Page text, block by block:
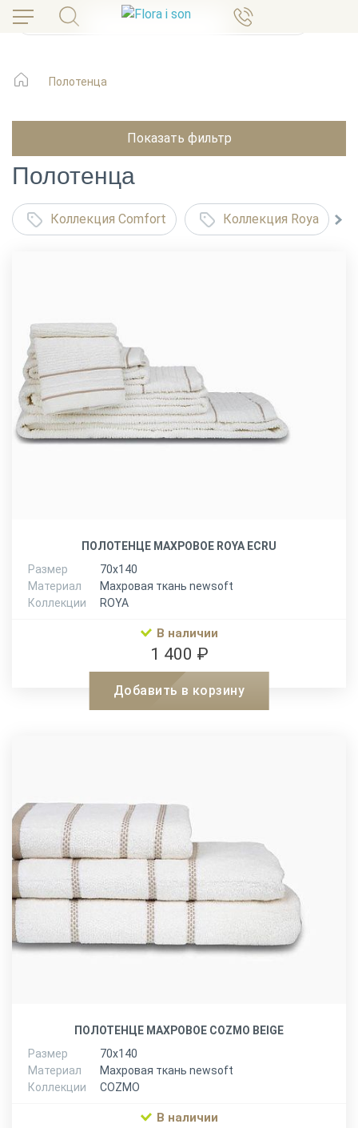
Полотенца
Показать фильтр
Полотенца
Коллекция Comfort Коллекция Roya
ПОЛОТЕНЦЕ МАХРОВОЕ ROYA ECRU
Размер
70х140
Материал
Махровая ткань newsoft
Коллекции
ROYA
В наличии
1 400 ₽
Добавить в корзину
ПОЛОТЕНЦЕ МАХРОВОЕ COZMO BEIGE
Размер
70х140
Материал
Махровая ткань newsoft
Коллекции
COZMO
В наличии